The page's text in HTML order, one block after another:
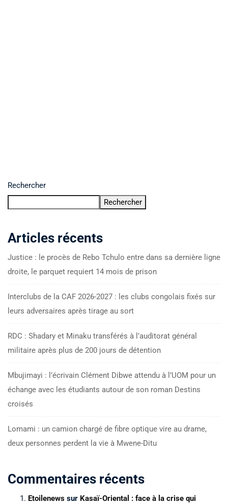
Rechercher
Rechercher
Articles récents
Justice : le procès de Rebo Tchulo entre dans sa dernière ligne
droite, le parquet requiert 14 mois de prison
Interclubs de la CAF 2026-2027 : les clubs congolais fixés sur
leurs adversaires après tirage au sort
RDC : Shadary et Minaku transférés à l’auditorat général
militaire après plus de 200 jours de détention
Mbujimayi : l’écrivain Clément Dibwe attendu à l’UOM pour un
échange avec les étudiants autour de son roman Destins
croisés
Lomami : un camion chargé de fibre optique vire au drame,
deux personnes perdent la vie à Mwene-Ditu
Commentaires récents
Etoilenews sur Kasaï-Oriental : face à la crise qui